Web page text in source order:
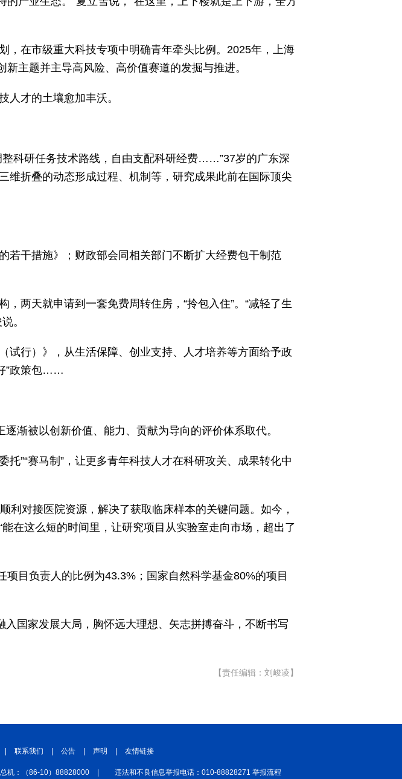
，在市级重大科技专项中明确青年牵头比例。2025年，上海
主题并主导高风险、高价值赛道的发掘与推进。
人才的土壤愈加丰沃。
科研任务技术路线，自由支配科研经费……”37岁的广东深
维折叠的动态形成过程、机制等，研究成果此前在国际顶尖
若干措施》；财政部会同相关部门不断扩大经费包干制范
两天就申请到一套免费周转住房，“拎包入住”。“减轻了生
。
试行）》，从生活保障、创业支持、人才培养等方面给予政
”政策包……
渐被以创新价值、能力、贡献为导向的评价体系取代。
托”“赛马制”，让更多青年科技人才在科研攻关、成果转化中
对接医院资源，解决了获取临床样本的关键问题。如今，
在这么短的时间里，让研究项目从实验室走向市场，超出了
目负责人的比例为43.3%；国家自然科学基金80%的项目
国家发展大局，胸怀远大理想、矢志拼搏奋斗，不断书写
【责任编辑：刘峻凌】
联系我们 公告 声明 友情链接
总机：（86-10）88828000 违法和不良信息举报电话：010-88828271 举报流程